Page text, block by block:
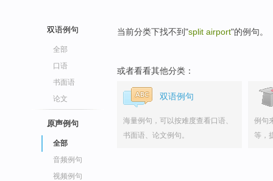
双语例句
全部
口语
书面语
论文
原声例句
全部
音频例句
视频例句
当前分类下找不到"split airport"的例句。
或者看看其他分类：
双语例句
海量例句，可以按难度查看口语、
书面语、论文例句。
例句
等，